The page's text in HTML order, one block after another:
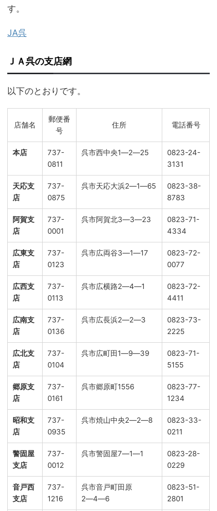
す。
JA呉
ＪＡ呉の支店網
以下のとおりです。
店舗名
郵便番
号
住所 電話番号
本店
737-
0811
呉市西中央1―2―25
0823-24-
3131
天応支
店
737-
0875
呉市天応大浜2―1―65
0823-38-
8783
阿賀支
店
737-
0001
呉市阿賀北3―3―23
0823-71-
4334
広東支
店
737-
0123
呉市広両谷3―1―17
0823-72-
0077
広西支
店
737-
0113
呉市広横路2―4―1
0823-72-
4411
広南支
店
737-
0136
呉市広長浜2―2―3
0823-73-
2225
広北支
店
737-
0104
呉市広町田1―9―39
0823-71-
5155
郷原支
店
737-
0161
呉市郷原町1556
0823-77-
1234
昭和支
店
737-
0935
呉市焼山中央2―2―8
0823-33-
0211
警固屋
支店
737-
0012
呉市警固屋7―1―1
0823-28-
0229
音戸西
支店
737-
1216
呉市音戸町田原
2―4―6
0823-51-
2801